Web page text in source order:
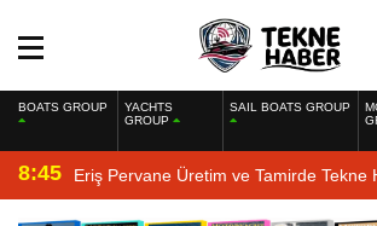
BOATS GROUP
YACHTS
GROUP
SAIL BOATS GROUP
8:45 Eriş Pervane Üretim ve Tamirde Tekne